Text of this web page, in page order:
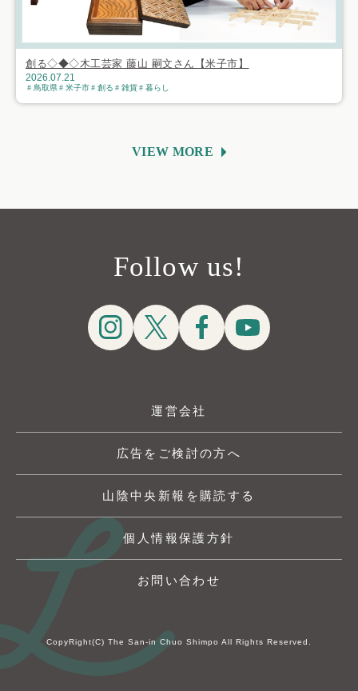
創る◇◆◇木工芸家 藤山 嗣文さん【米子市】
2026.07.21
鳥取県 米子市 創る 雑貨 暮らし
VIEW MORE
Follow us!
運営会社
広告をご検討の方へ
山陰中央新報を購読する
個人情報保護方針
お問い合わせ
CopyRight(C) The San-in Chuo Shimpo All Rights Reserved.